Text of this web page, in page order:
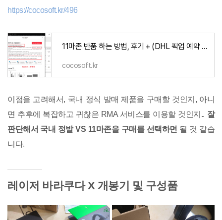
https://cocosoft.kr/496
11마존 반품 하는 방법, 후기 + (DHL 픽업 예약 방법)
cocosoft.kr
이점을 고려해서, 국내 정식 발매 제품을 구매할 것인지, 아니
면 추후에 복잡하고 귀찮은 RMA 서비스를 이용할 것인지.. 잘
판단해서 국내 정발 VS 11마존을 구매를 선택하면 될 것 같습
니다.
레이저 바라쿠다 X 개봉기 및 구성품